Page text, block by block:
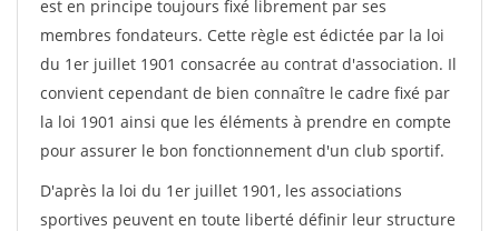
est en principe toujours fixé librement par ses
membres fondateurs. Cette règle est édictée par la loi
du 1er juillet 1901 consacrée au contrat d'association. Il
convient cependant de bien connaître le cadre fixé par
la loi 1901 ainsi que les éléments à prendre en compte
pour assurer le bon fonctionnement d'un club sportif.
D'après la loi du 1er juillet 1901, les associations
sportives peuvent en toute liberté définir leur structure